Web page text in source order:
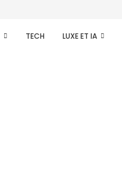
TECH LUXE ET IA